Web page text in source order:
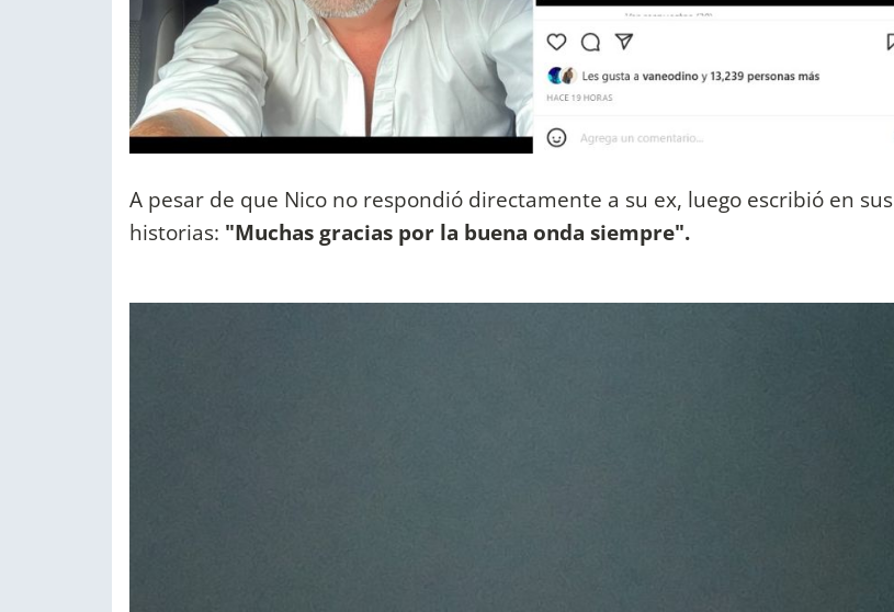
A pesar de que Nico no respondió directamente a su ex, luego escribió en sus
historias: "Muchas gracias por la buena onda siempre".